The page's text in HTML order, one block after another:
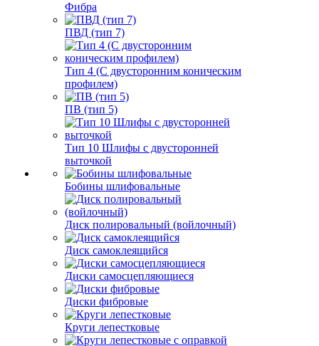
Фибра
ПВД (тип 7)
Тип 4 (С двусторонним коническим
профилем)
ПВ (тип 5)
Тип 10 Шлифы с двусторонней
выточкой
Бобины шлифовальные
Диск полировальный (войлочный)
Диск самоклеящийся
Диски самосцепляющиеся
Диски фибровые
Круги лепестковые